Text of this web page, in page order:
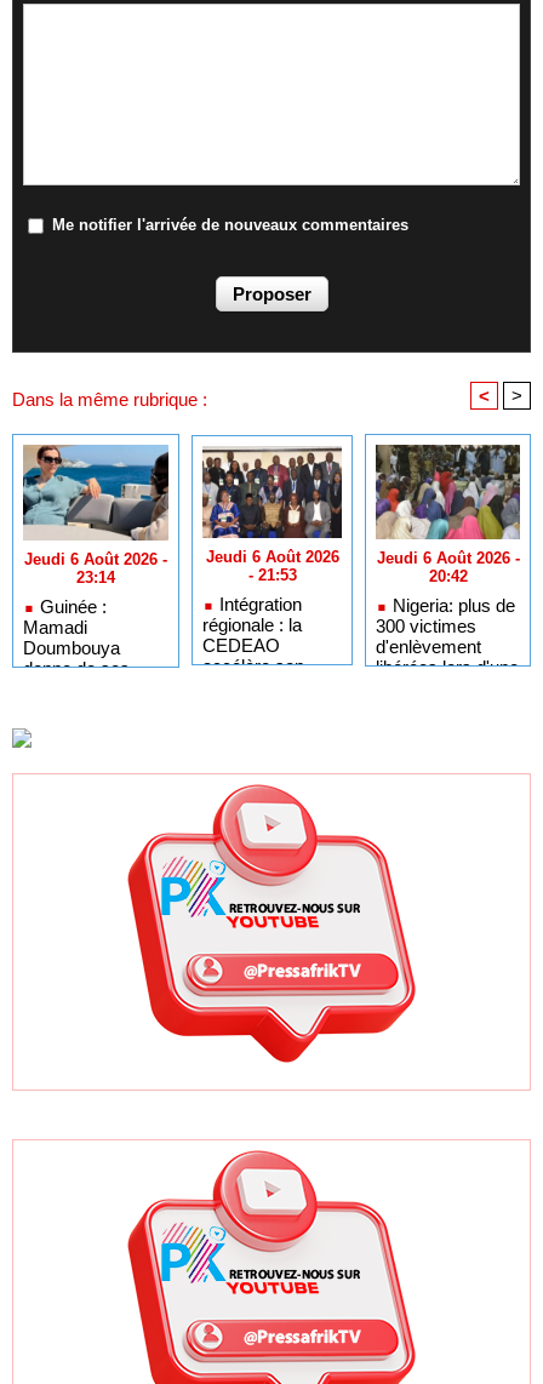
Me notifier l'arrivée de nouveaux commentaires
Dans la même rubrique : < >
Jeudi 6 Août 2026 -
23:14
Guinée :
Mamadi
Doumbouya
donne de ses
vacances
Jeudi 6 Août 2026
- 21:53
Intégration
régionale : la
CEDEAO
accélère son
Jeudi 6 Août 2026 -
20:42
Nigeria: plus de
300 victimes
d'enlèvement
libérées lors d'une